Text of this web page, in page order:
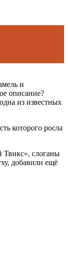
и
описание?
из известных
которого росла
Твикс», слоганы
добавили ещё